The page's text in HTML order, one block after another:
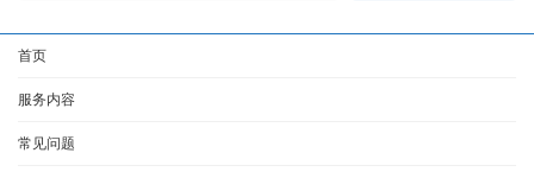
首页
服务内容
常见问题